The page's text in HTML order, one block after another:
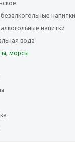
безалкогольные напитки
алкогольные напитки
вода
морсы